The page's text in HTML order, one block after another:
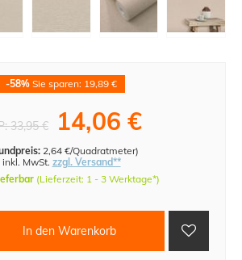
-58% Sie sparen: 19,89 €
33,95 € 14,06 €
2,64 €/Quadratmeter)
inkl. MwSt. zzgl. Versand**
(Lieferzeit: 1 - 3 Werktage*)
In den Warenkorb